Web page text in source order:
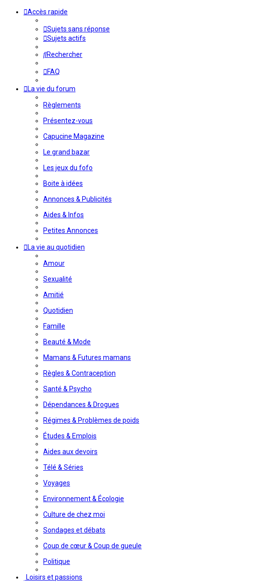
Accès rapide
Sujets sans réponse
Sujets actifs
Rechercher
FAQ
La vie du forum
Règlements
Présentez-vous
Capucine Magazine
Le grand bazar
Les jeux du fofo
Boite à idées
Annonces & Publicités
Aides & Infos
Petites Annonces
La vie au quotidien
Amour
Sexualité
Amitié
Quotidien
Famille
Beauté & Mode
Mamans & Futures mamans
Règles & Contraception
Santé & Psycho
Dépendances & Drogues
Régimes & Problèmes de poids
Études & Emplois
Aides aux devoirs
Télé & Séries
Voyages
Environnement & Écologie
Culture de chez moi
Sondages et débats
Coup de cœur & Coup de gueule
Politique
Loisirs et passions